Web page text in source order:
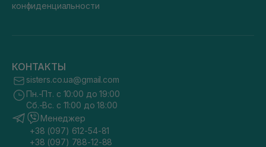
конфиденциальности
КОНТАКТЫ
sisters.co.ua@gmail.com
Пн.-Пт. с 10:00 до 19:00
Сб.-Вс. с 11:00 до 18:00
Менеджер
+38 (097) 612-54-81
+38 (097) 788-12-88